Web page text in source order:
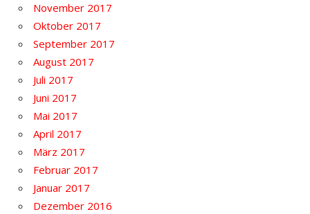
November 2017
Oktober 2017
September 2017
August 2017
Juli 2017
Juni 2017
Mai 2017
April 2017
März 2017
Februar 2017
Januar 2017
Dezember 2016